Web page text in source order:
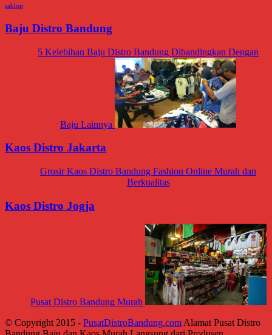
sablon
Baju Distro Bandung
5 Kelebihan Baju Distro Bandung Dibandingkan Dengan
Baju Lainnya
Kaos Distro Jakarta
Grosir Kaos Distro Bandung Fashion Online Murah dan
Berkualitas
Kaos Distro Jogja
Pusat Distro Bandung Murah
© Copyright 2015 - PusatDistroBandung.com Alamat Pusat Distro